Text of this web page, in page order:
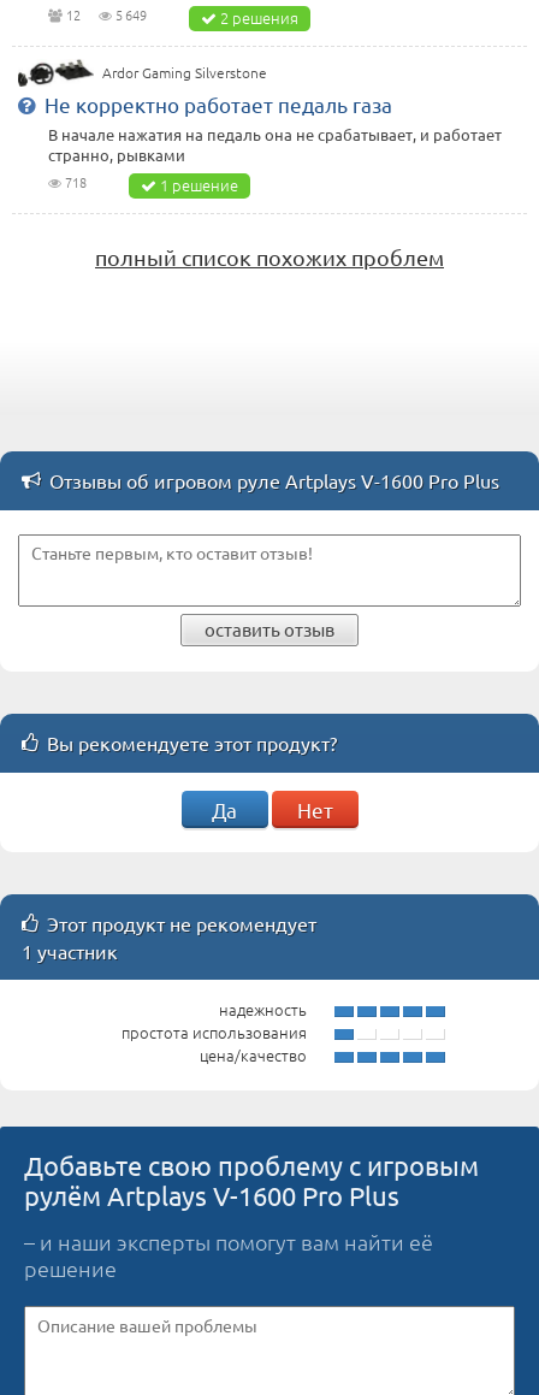
12 5 649 2 решения
Ardor Gaming Silverstone
Не корректно работает педаль газа
В начале нажатия на педаль она не срабатывает, и работает
странно, рывками
718 1 решение
полный список похожих проблем
Отзывы об игровом руле Artplays V-1600 Pro Plus
оставить отзыв
Вы рекомендуете этот продукт?
Да Нет
Этот продукт не рекомендует
1 участник
надежность
простота использования
цена/качество
Добавьте свою проблему с игровым
рулём Artplays V-1600 Pro Plus
– и наши эксперты помогут вам найти её
решение